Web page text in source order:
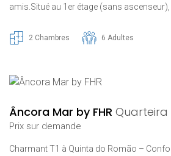
amis.Situé au 1er étage (sans
2 Chambres 6 Adultes
Âncora Mar by FHR Quarteira
Prix ​​sur demande
Charmant T1 à Quinta do Romão –